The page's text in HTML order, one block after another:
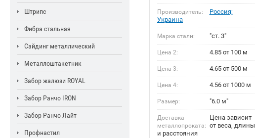
Штрипс
Фибра стальная
Сайдинг металлический
Металлоштакетник
Забор жалюзи ROYAL
Забор Ранчо IRON
Забор Ранчо Лайт
Профнастил
Производитель:
Россия;
Украина
Марка стали: "ст. 3"
Цена 2: 4.85 от 100 м
Цена 3: 4.65 от 500 м
Цена 4: 4.56 от 1000 м
Размер: "6.0 м"
Доставка
металлопроката:
Цена зависит
от веса, длины
и расстояния